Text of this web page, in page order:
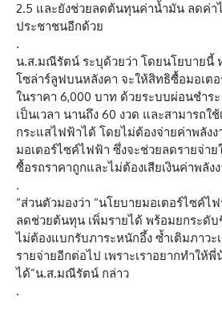
2.5 และยังช่วยลดต้นทุนค่าน้ำมัน ลดค่า
ประชาชนอีกด้วย
.
น.ส.มณีรัตน์ ระบุด้วยว่า โดยนโยบายนี้
โซล่าร์ลูฟบนหลังคา จะให้สิทธิซื้อมอเต
ในราคา 6,000 บาท ด้วยระบบผ่อนชำระ
เป็นเวลา นานถึง 60 งวด และสามารถใ
กระแสไฟฟ้าได้ โดยไม่ต้องจ่ายค่าพลังง
มอเตอร์ไซค์ไฟฟ้า ซึ่งจะช่วยลดรายจ่า
ซื้อรถราคาถูกและไม่ต้องเสียเงินค่าพลัง
.
“ส่วนตัวมองว่า “นโยบายมอเตอร์ไซค์ไ
ลดช่วยต้นทุน เพิ่มรายได้ พร้อมยกระดั
ไม่ต้องแบกรับภาระหนักอึ้ง ซ้ำเติมภาวะ
รายจ่ายอีกต่อไป เพราะเราอยากทำให้
ได้”น.ส.มณีรัตน์ กล่าว
.